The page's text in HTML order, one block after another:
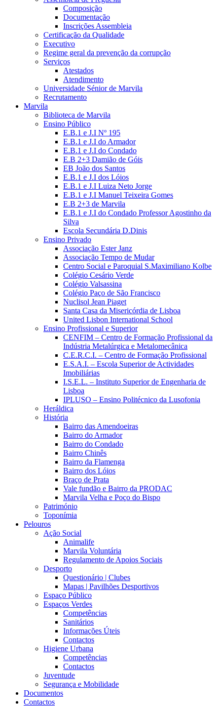
Composição
Documentação
Inscrições Assembleia
Certificação da Qualidade
Executivo
Regime geral da prevenção da corrupção
Serviços
Atestados
Atendimento
Universidade Sénior de Marvila
Recrutamento
Marvila
Biblioteca de Marvila
Ensino Público
E.B.1 e J.I Nº 195
E.B.1 e J.I do Armador
E.B.1 e J.I do Condado
E.B 2+3 Damião de Góis
EB João dos Santos
E.B.1 e J.I dos Lóios
E.B.1 e J.I Luiza Neto Jorge
E.B.1 e J.I Manuel Teixeira Gomes
E.B 2+3 de Marvila
E.B.1 e J.I do Condado Professor Agostinho da
Silva
Escola Secundária D.Dinis
Ensino Privado
Associação Ester Janz
Associação Tempo de Mudar
Centro Social e Paroquial S.Maximiliano Kolbe
Colégio Cesário Verde
Colégio Valsassina
Colégio Paço de São Francisco
Nuclisol Jean Piaget
Santa Casa da Misericórdia de Lisboa
United Lisbon International School
Ensino Profissional e Superior
CENFIM – Centro de Formação Profissional da
Indústria Metalúrgica e Metalomecânica
C.E.R.C.I. – Centro de Formação Profissional
E.S.A.I. – Escola Superior de Actividades
Imobiliárias
I.S.E.L. – Instituto Superior de Engenharia de
Lisboa
IPLUSO – Ensino Politécnico da Lusofonia
Heráldica
História
Bairro das Amendoeiras
Bairro do Armador
Bairro do Condado
Bairro Chinês
Bairro da Flamenga
Bairro dos Lóios
Braço de Prata
Vale fundão e Bairro da PRODAC
Marvila Velha e Poço do Bispo
Património
Toponímia
Pelouros
Ação Social
Animalife
Marvila Voluntária
Regulamento de Apoios Sociais
Desporto
Questionário | Clubes
Mapas | Pavilhões Desportivos
Espaço Público
Espaços Verdes
Competências
Sanitários
Informações Úteis
Contactos
Higiene Urbana
Competências
Contactos
Juventude
Segurança e Mobilidade
Documentos
Contactos